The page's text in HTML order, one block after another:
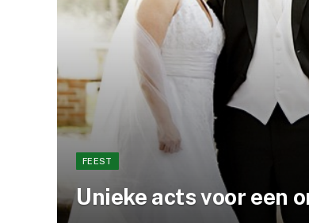
FEEST
Unieke acts voor een